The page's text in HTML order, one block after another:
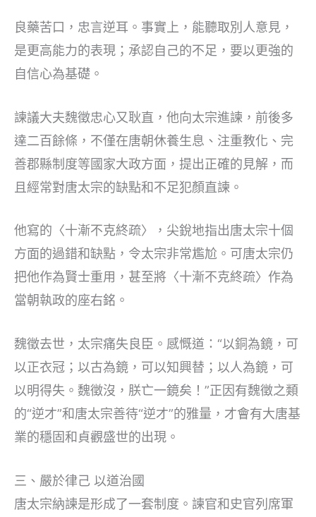
良藥苦口，忠言逆耳。事實上，能聽取別人意見，
是更高能力的表現；承認自己的不足，要以更強的
自信心為基礎。
諫議大夫魏徵忠心又耿直，他向太宗進諫，前後多
達二百餘條，不僅在唐朝休養生息、注重教化、完
善郡縣制度等國家大政方面，提出正確的見解，而
且經常對唐太宗的缺點和不足犯顏直諫。
他寫的〈十漸不克終疏〉，尖銳地指出唐太宗十個
方面的過錯和缺點，令太宗非常尷尬。可唐太宗仍
把他作為賢士重用，甚至將〈十漸不克終疏〉作為
當朝執政的座右銘。
魏徵去世，太宗痛失良臣。感慨道：“以銅為鏡，可
以正衣冠；以古為鏡，可以知興替；以人為鏡，可
以明得失。魏徵沒，朕亡一鏡矣！”正因有魏徵之類
的“逆才”和唐太宗善待“逆才”的雅量，才會有大唐基
業的穩固和貞觀盛世的出現。
三、嚴於律己 以道治國
唐太宗納諫是形成了一套制度。諫官和史官列席軍